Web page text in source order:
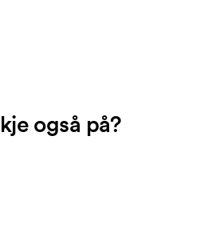
også på?